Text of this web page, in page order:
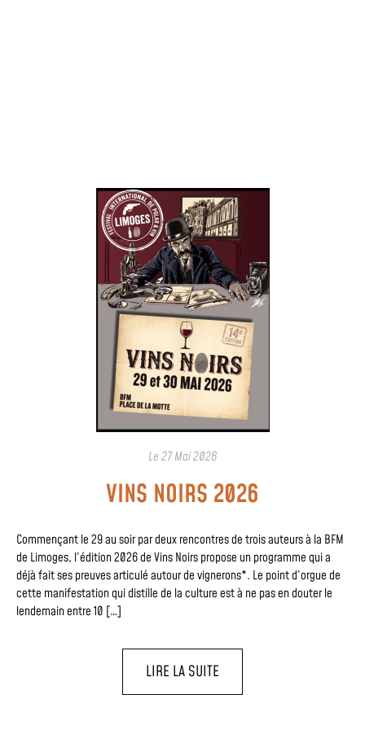
Le27 Mai 2026
VINS NOIRS 2026
Commençant le 29 au soir par deux rencontres de trois auteurs à la BFM
de Limoges, l’édition 2026 de Vins Noirs propose un programme qui a
déjà fait ses preuves articulé autour de vignerons*. Le point d’orgue de
cette manifestation qui distille de la culture est à ne pas en douter le
lendemain entre 10 […]
LIRE LA SUITE